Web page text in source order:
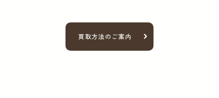
買取方法のご案内